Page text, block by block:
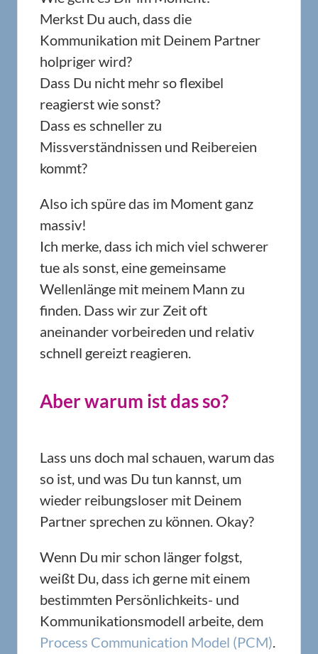
Merkst Du auch, dass die
Kommunikation mit Deinem Partner
holpriger wird?
Dass Du nicht mehr so flexibel
reagierst wie sonst?
Dass es schneller zu
Missverständnissen und Reibereien
kommt?
Also ich spüre das im Moment ganz
massiv!
Ich merke, dass ich mich viel schwerer
tue als sonst, eine gemeinsame
Wellenlänge mit meinem Mann zu
finden. Dass wir zur Zeit oft
aneinander vorbeireden und relativ
schnell gereizt reagieren.
Aber warum ist das so?
Lass uns doch mal schauen, warum das
so ist, und was Du tun kannst, um
wieder reibungsloser mit Deinem
Partner sprechen zu können. Okay?
Wenn Du mir schon länger folgst,
weißt Du, dass ich gerne mit einem
bestimmten Persönlichkeits- und
Kommunikationsmodell arbeite, dem
Process Communication Model (PCM).